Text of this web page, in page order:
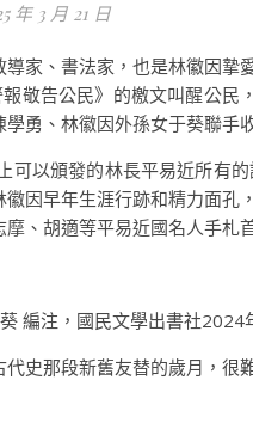
年 3 月 21 日
家、書法家，也是林徽因
敬告公民》的檄文叫醒公民
學勇、林徽因外孫女于葵聯手
可以頒發的林長平易近所有
因早年生涯行跡和精力面
、胡適等平易近國名人手
編注，國民文學出書社2024
史那段新舊友替的歲月，很